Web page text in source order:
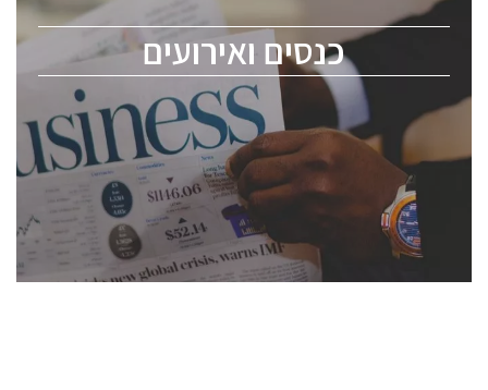
כנסים ואירועים
מומחים מקצועיים ובכירים.
ChipEx2026 will be held on May 12-13, 2026. The
conference is intended for everyone involved in the
semiconductor industry, including engineers,
professional experts, and senior executives.
לחץ לפרטים